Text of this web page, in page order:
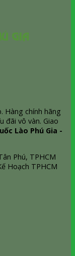
Hàng chính hãng
đãi vô vàn. Giao
Lào Phú Gia -
Phú, TPHCM
Hoạch TPHCM